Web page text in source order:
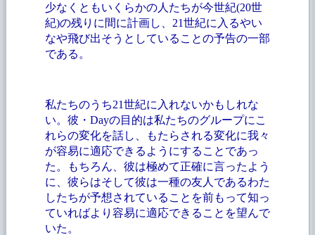
少なくともいくらかの人たちが今世紀(20世
紀)の残りに間に計画し、21世紀に入るやい
なや飛び出そうとしていることの予告の一部
である。
私たちのうち21世紀に入れないかもしれな
い。彼・Dayの目的は私たちのグループにこ
れらの変化を話し、もたらされる変化に我々
が容易に適応できるようにすることであっ
た。もちろん、彼は極めて正確に言ったよう
に、彼らはそして彼は一種の友人であるわた
したちが予想されていることを前もって知っ
ていればより容易に適応できることを望んで
いた。